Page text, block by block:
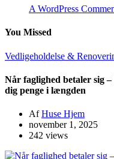
A WordPress
You Missed
Vedligeholdelse &
Når faglighed betaler sig
dig penge i længden
AfHuse Hjem
november 1, 2025
242 views